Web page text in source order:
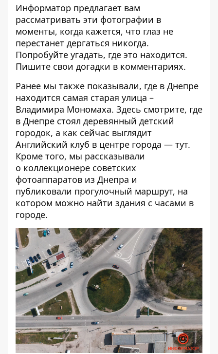
Информатор предлагает вам
рассматривать эти фотографии в
моменты, когда кажется, что глаз не
перестанет дергаться никогда.
Попробуйте угадать, где это находится.
Пишите свои догадки в комментариях.
Ранее мы также показывали, где в Днепре
находится самая старая улица –
Владимира Мономаха. Здесь смотрите, где
в Днепре стоял деревянный детский
городок, а как сейчас выглядит
Английский клуб в центре города — тут.
Кроме того, мы рассказывали
о коллекционере советских
фотоаппаратов из Днепра и
публиковали прогулочный маршрут, на
котором можно найти здания с часами в
городе.